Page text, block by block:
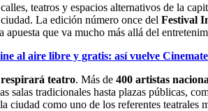
teatros y espacios alternativos de la
La edición número once del Festival
apuesta que va mucho más allá del
al aire libre y gratis: así vuelve
teatro. Más de 400 artistas
salas tradicionales hasta plazas públicas,
ciudad como uno de los referentes